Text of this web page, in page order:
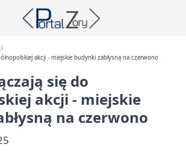
akcji - miejskie budynki zabłysną na czerwono
się do
akcji - miejskie
na czerwono